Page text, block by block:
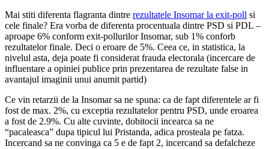
Mai stiti diferenta flagranta dintre rezultatele Insomar la exit-poll si
cele finale? Era vorba de diferenta procentuala dintre PSD si PDL –
aproape 6% conform exit-pollurilor Insomar, sub 1% conforb
rezultatelor finale. Deci o eroare de 5%. Ceea ce, in statistica, la
nivelul asta, deja poate fi considerat frauda electorala (incercare de
influentare a opiniei publice prin prezentarea de rezultate false in
avantajul imaginii unui anumit partid)
Ce vin retarzii de la Insomar sa ne spuna: ca de fapt diferentele ar fi
fost de max. 2%, cu exceptia rezultatelor pentru PSD, unde eroarea
a fost de 2.9%. Cu alte cuvinte, dobitocii incearca sa ne
“pacaleasca” dupa tipicul lui Pristanda, adica prosteala pe fatza.
Incercand sa ne convinga ca 5 e de fapt 2, incercand sa defalcheze